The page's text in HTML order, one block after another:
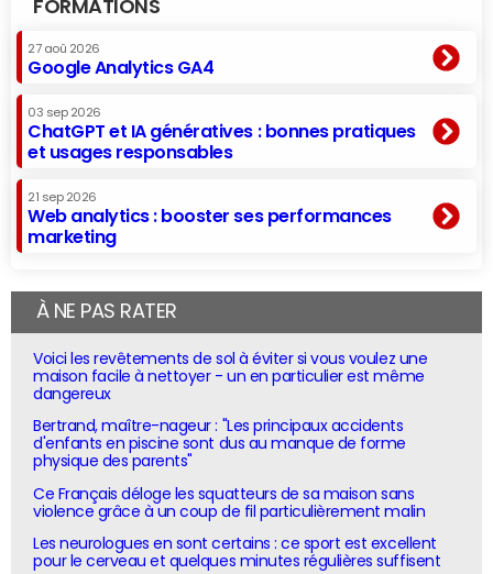
FORMATIONS
27 aoû 2026
Google Analytics GA4
03 sep 2026
ChatGPT et IA génératives : bonnes pratiques
et usages responsables
21 sep 2026
Web analytics : booster ses performances
marketing
À NE PAS RATER
Voici les revêtements de sol à éviter si vous voulez une
maison facile à nettoyer - un en particulier est même
dangereux
Bertrand, maître-nageur : "Les principaux accidents
d'enfants en piscine sont dus au manque de forme
physique des parents"
Ce Français déloge les squatteurs de sa maison sans
violence grâce à un coup de fil particulièrement malin
Les neurologues en sont certains : ce sport est excellent
pour le cerveau et quelques minutes régulières suffisent